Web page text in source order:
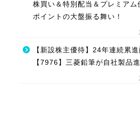
株買い＆特別配当＆プレミアム
ポイントの大盤振る舞い！
【新設株主優待】24年連続累
【7976】三菱鉛筆が自社製品進